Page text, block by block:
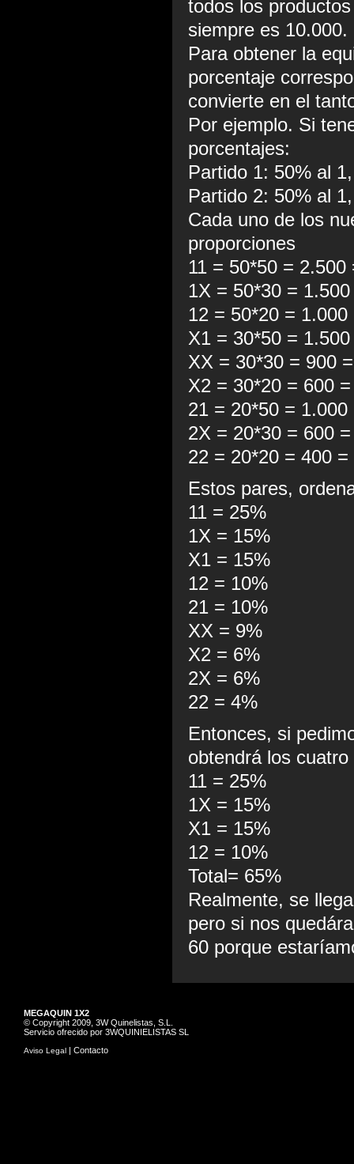
todos los
siempre es 10.000.
Para obtener la
porcentaje
convierte en el
Por ejemplo. Si
porcentajes:
Partido 1: 50% al
Partido 2: 50% al
Cada uno de los
proporciones
11 = 50*50 =
1X = 50*30 =
12 = 50*20 =
X1 = 30*50 =
XX = 30*30 = 900
X2 = 30*20 = 600
21 = 20*50 =
2X = 20*30 = 600
22 = 20*20 = 400
Estos pares,
11 = 25%
1X = 15%
X1 = 15%
12 = 10%
21 = 10%
XX = 9%
X2 = 6%
2X = 6%
22 = 4%
Entonces, si
obtendrá los
11 = 25%
1X = 15%
X1 = 15%
12 = 10%
Total= 65%
Realmente, se
pero si nos
60 porque
MEGAQUIN 1X2
© Copyright 2009, 3W Quinelistas, S.L.
Servicio ofrecido por 3WQUINIELISTAS SL
Aviso Legal | Contacto